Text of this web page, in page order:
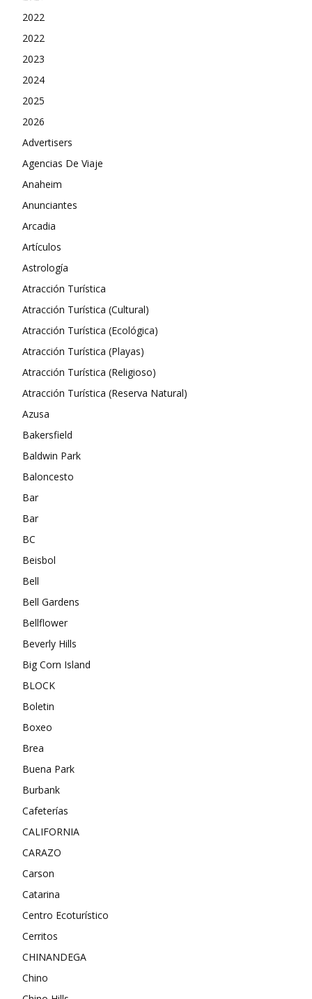
2022
2022
2023
2024
2025
2026
Advertisers
Agencias De Viaje
Anaheim
Anunciantes
Arcadia
Artículos
Astrología
Atracción Turística
Atracción Turística (Cultural)
Atracción Turística (Ecológica)
Atracción Turística (Playas)
Atracción Turística (Religioso)
Atracción Turística (Reserva Natural)
Azusa
Bakersfield
Baldwin Park
Baloncesto
Bar
Bar
BC
Beisbol
Bell
Bell Gardens
Bellflower
Beverly Hills
Big Corn Island
BLOCK
Boletin
Boxeo
Brea
Buena Park
Burbank
Cafeterías
CALIFORNIA
CARAZO
Carson
Catarina
Centro Ecoturístico
Cerritos
CHINANDEGA
Chino